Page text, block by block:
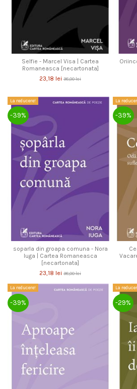
Selfie - Marcel Visa | Cartea
Romaneasca [necartonata]
23,18 lei 38,00 lei
La reducere!
-39%
soparla din groapa comuna - Nora
Iuga | Cartea Romaneasca
[necartonata]
23,18 lei 38,00 lei
La
-39%
La reducere!
-39%
La
-29%